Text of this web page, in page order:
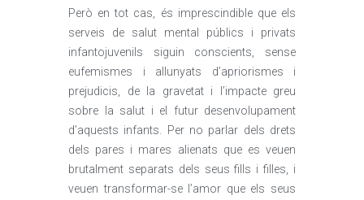
Però en tot cas, és imprescindible que els
serveis de salut mental públics i privats
infantojuvenils siguin conscients, sense
eufemismes i allunyats d’apriorismes i
prejudicis, de la gravetat i l’impacte greu
sobre la salut i el futur desenvolupament
d’aquests infants. Per no parlar dels drets
dels pares i mares alienats que es veuen
brutalment separats dels seus fills i filles, i
veuen transformar-se l’amor que els seus